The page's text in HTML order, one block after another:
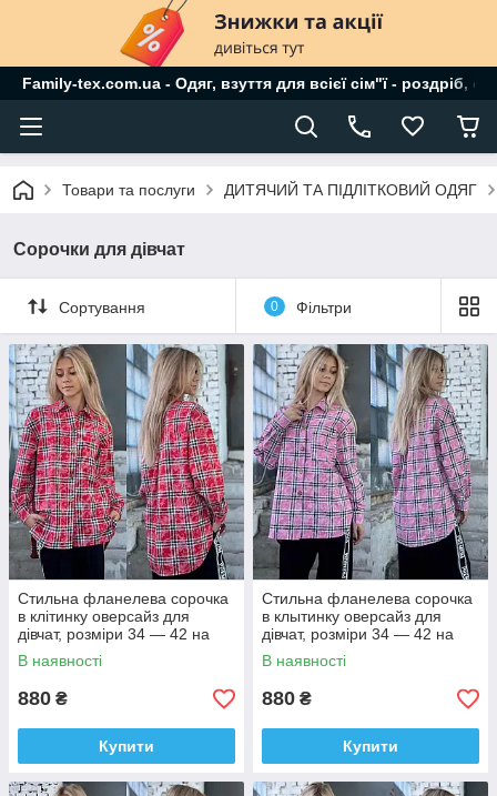
Family-tex.com.ua - Одяг, взуття для всієї сім"ї - роздріб,
Товари та послуги ДИТЯЧИЙ ТА ПІДЛІТКОВИЙ ОДЯГ
Сорочки для дівчат
Сортування 0 Фільтри
Стильна фланелева сорочка
в клітинку оверсайз для
дівчат, розміри 34 — 42 на
зріст 134 — 160 + відеоогляд!
В наявності
880 ₴
Купити
Стильна фланелева сорочка
в клытинку оверсайз для
дівчат, розміри 34 — 42 на
зріст 134 — 160 + відеообзор!
В наявності
880 ₴
Купити